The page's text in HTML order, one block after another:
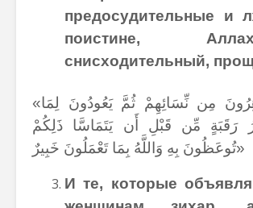
предосудительные и
поистине,
снисходительный,
«وَالَّذِينَ يُظَاهِرُونَ مِن نِّسَائِهِمْ ثُمَّ يَعُودُونَ لِمَا
رَقَبَةٍ مِّن قَبْلِ أَن يَتَمَاسَّا ذَلِكُمْ
تُوعَظُونَ بِهِ وَاللَّهُ بِمَا تَعْمَلُونَ خَبِيرٌ»
И те, которые